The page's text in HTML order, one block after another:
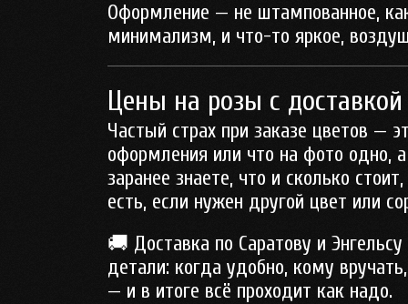
Оформление — не штампованное,
минимализм, и что-то яркое,
Цены на розы с
Частый страх при заказе цветов —
оформления или что на фото одно,
заранее знаете, что и сколько
есть, если нужен другой цвет или
🚚 Доставка по Саратову и
детали: когда удобно, кому
— и в итоге всё проходит как надо.